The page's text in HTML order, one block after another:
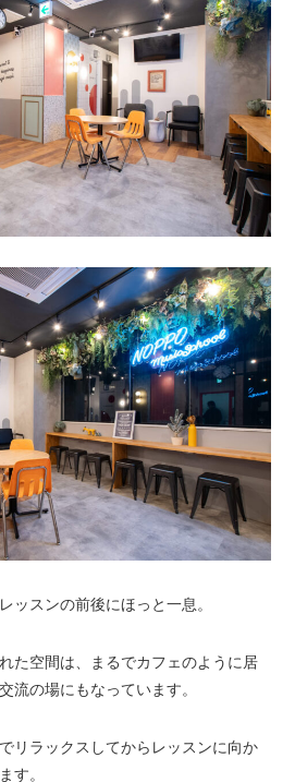
ッスンの前後にほっと一息。
た空間は、まるでカフェのように居
流の場にもなっています。
リラックスしてからレッスンに向か
す。